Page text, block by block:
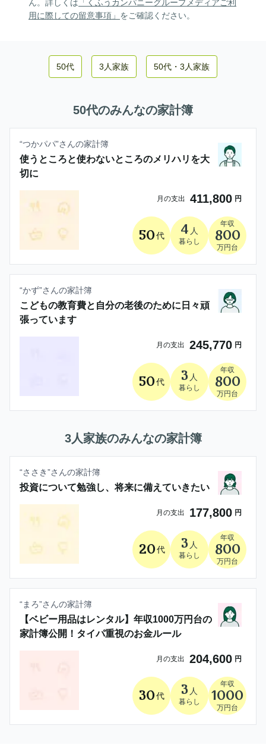
ん。詳しくは 「くふうカンパニーグループメディアご利
用に際しての留意事項」 をご確認ください。
50代 3人家族 50代 ・ 3人家族
50代のみんなの家計簿
“つかパパ”さんの家計簿
使うところと使わないところのメリハリを大
切に
月の支出 411,800 円
50代 4 人
暮らし
年収
800
万円台
“かず”さんの家計簿
こどもの教育費と自分の老後のために日々頑
張っています
月の支出 245,770 円
50代 3 人
暮らし
年収
800
万円台
3人家族のみんなの家計簿
“ささき”さんの家計簿
投資について勉強し、将来に備えていきたい
月の支出 177,800 円
20代 3 人
暮らし
年収
800
万円台
“まろ”さんの家計簿
【ベビー用品はレンタル】年収1000万円台の
家計簿公開！タイパ重視のお金ルール
月の支出 204,600 円
30代 3 人
暮らし
年収
1000
万円台